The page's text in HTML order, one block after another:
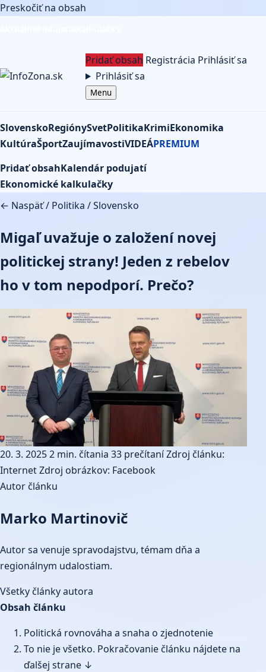
Preskočiť na obsah
Pridať obsah Registrácia Prihlásiť sa
Prihlásiť sa
Menu
SlovenskoRegiónySvetPolitikaKrimiEkonomika
KultúraŠportZaujímavostiVIDEÁPREMIUM
Pridať obsahKalendár podujatí
Ekonomické kalkulačky
← Naspäť/ Politika /Slovensko
Migaľ uvažuje o založení novej
politickej strany! Jeden z rebelov
ho v tom nepodporí. Prečo?
20. 3. 20252 min. čítania 33 prečítaníZdroj článku:
InternetZdroj obrázkov: Facebook
Autor článku
Marko Martinovič
Autor sa venuje spravodajstvu, témam dňa a
regionálnym udalostiam.
Všetky články autora
Obsah článku
Politická rovnováha a snaha o zjednotenie
To nie je všetko. Pokračovanie článku nájdete na
ďalšej strane ↓